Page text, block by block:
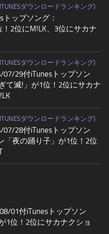
ダウンロードランキング)
ップソング：
！2位にM!LK、3位にサカナ
ダウンロードランキング)
07/29付iTunesトップソン
て滅!」が1位！2位にサカナ
ダウンロードランキング)
07/28付iTunesトップソン
「夜の踊り子」が1位！2位
01付iTunesトップソン
1位！2位にサカナクショ